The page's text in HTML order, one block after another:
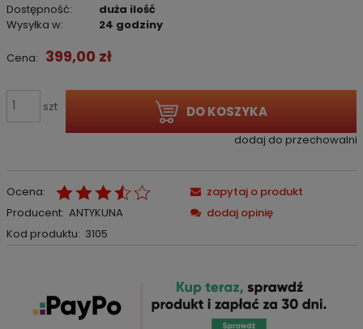
Dostępność:
duża ilość
Wysyłka w:
24 godziny
Cena: 399,00 zł
szt DO KOSZYKA
dodaj do przechowalni
Ocena:
Producent: ANTYKUNA
Kod produktu: 3105
zapytaj o produkt
dodaj opinię